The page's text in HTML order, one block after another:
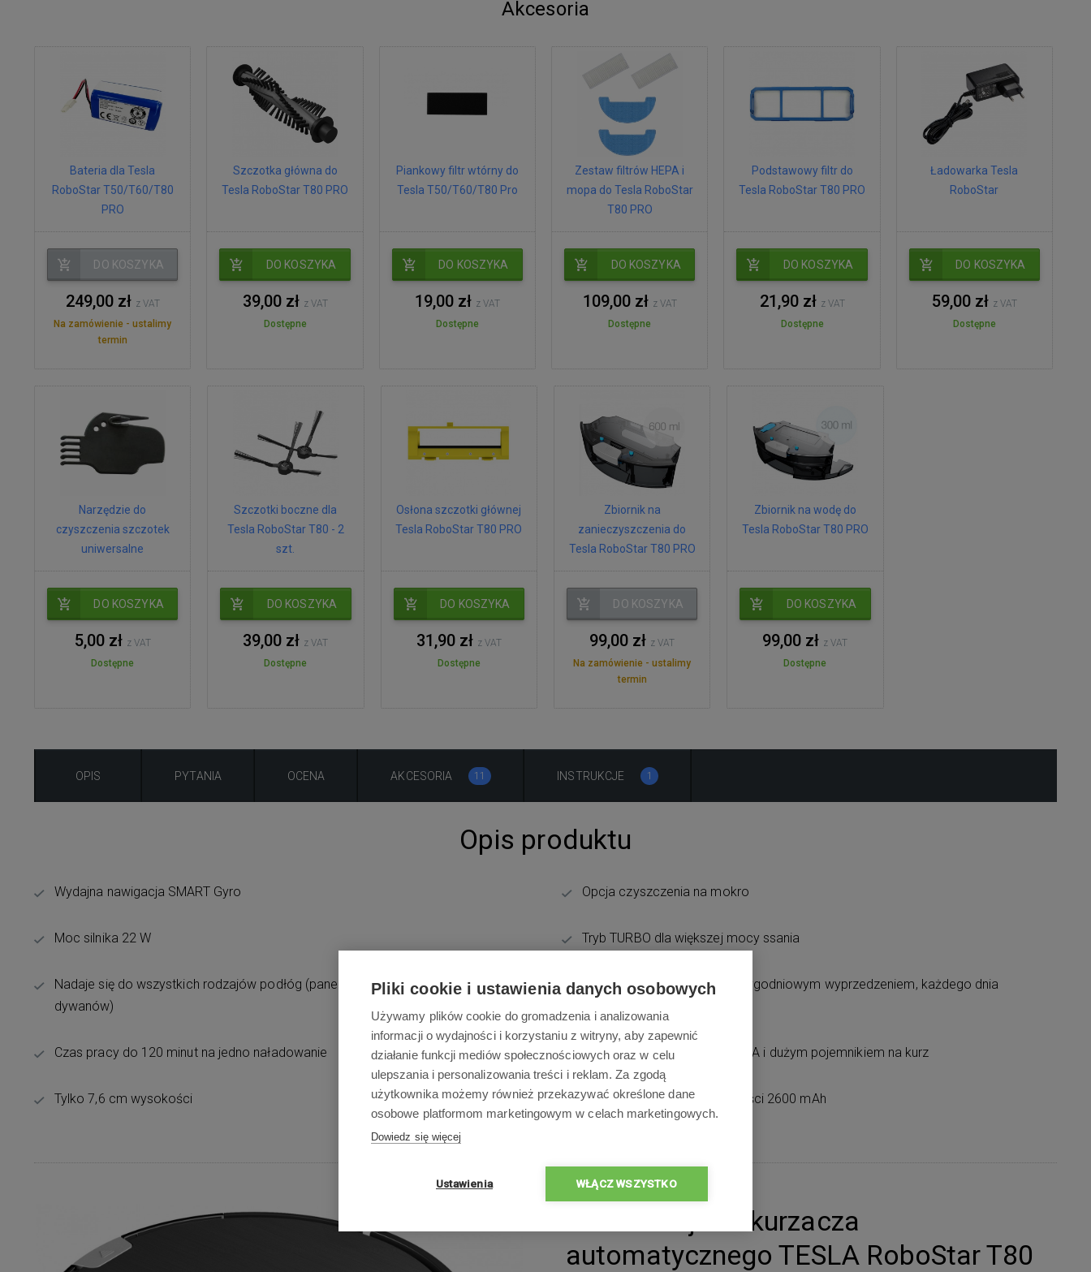
Akcesoria
Bateria dla Tesla
RoboStar T50/T60/T80
PRO
DO KOSZYKA
249,00 zł z VAT
Na zamówienie - ustalimy
termin
Szczotka główna do
Tesla RoboStar T80 PRO
DO KOSZYKA
39,00 zł z VAT
Dostępne
Piankowy filtr wtórny do
Tesla T50/T60/T80 Pro
DO KOSZYKA
19,00 zł z VAT
Dostępne
Zestaw filtrów HEPA i
mopa do Tesla RoboStar
T80 PRO
DO KOSZYKA
109,00 zł z VAT
Dostępne
Podstawowy filtr do
Tesla RoboStar T80 PRO
DO KOSZYKA
21,90 zł z VAT
Dostępne
Ładowarka Tesla
RoboStar
DO KOSZYKA
59,00 zł z VAT
Dostępne
Narzędzie do
czyszczenia szczotek
uniwersalne
DO KOSZYKA
5,00 zł z VAT
Dostępne
Szczotki boczne dla
Tesla RoboStar T80 - 2
szt.
DO KOSZYKA
39,00 zł z VAT
Dostępne
Osłona szczotki głównej
Tesla RoboStar T80 PRO
DO KOSZYKA
31,90 zł z VAT
Dostępne
Zbiornik na
zanieczyszczenia do
Tesla RoboStar T80 PRO
DO KOSZYKA
99,00 zł z VAT
Na zamówienie - ustalimy
termin
Zbiornik na wodę do
Tesla RoboStar T80 PRO
DO KOSZYKA
99,00 zł z VAT
Dostępne
OPIS PYTANIA OCENA AKCESORIA 11 INSTRUKCJE 1
Opis produktu
Wydajna nawigacja SMART Gyro
Moc silnika 22 W
Nadaje się do wszystkich rodzajów podłóg (paneli, pŁztek, linoleum lub niskich
dywanów)
Czas pracy do 120 minut na jedno naładowanie
Tylko 7,6 cm wysokości
Opcja czyszczenia na mokro
Tryb TURBO dla większej mocy ssania
Harmonogram sprzątania z tygodniowym wyprzedzeniem, każdego dnia
Potrójna filtracja z filtrem HEPA i dużym pojemnikiem na kurz
Akumulator o dużej pojemności 2600 mAh
Prezentacja odkurzacza
automatycznego TESLA RoboStar T80
Pliki cookie i ustawienia danych osobowych
Używamy plików cookie do gromadzenia i analizowania
informacji o wydajności i korzystaniu z witryny, aby zapewnić
działanie funkcji mediów społecznościowych oraz w celu
ulepszania i personalizowania treści i reklam. Za zgodą
użytkownika możemy również przekazywać określone dane
osobowe platformom marketingowym w celach marketingowych.
Dowiedz się więcej
Ustawienia WŁĄCZ WSZYSTKO